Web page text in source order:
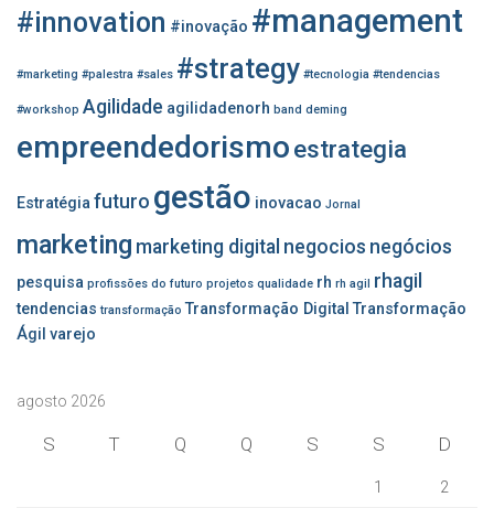
o
#innovation #inovação #management
#marketing #palestra #sales #strategy #tecnologia #tendencias
#workshop Agilidade agilidadenorh band deming
empreendedorismoestrategia
Estratégiafuturo gestão inovacao Jornal
marketing marketing digital negocios negócios
pesquisa profissões do futuro projetos qualidade rh rh agil rhagil
tendencias transformação Transformação Digital Transformação
Ágil varejo
agosto 2026
S T Q Q S S D
1 2